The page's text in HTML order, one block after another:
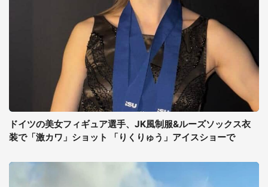
ドイツの美女フィギュア選手、JK風制服&ルーズソックス衣
装で「激カワ」ショット 「りくりゅう」アイスショーで